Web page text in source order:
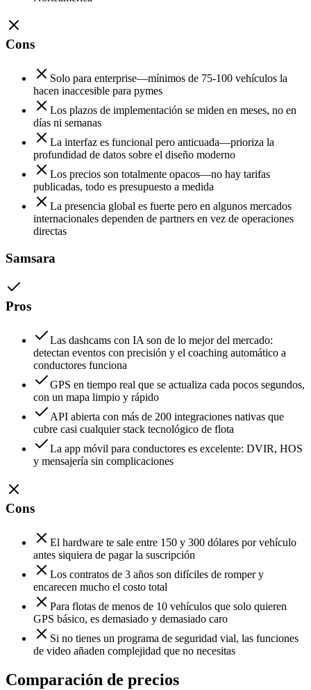
Cons
Solo para enterprise—mínimos de 75-100 vehículos la
hacen inaccesible para pymes
Los plazos de implementación se miden en meses, no en
días ni semanas
La interfaz es funcional pero anticuada—prioriza la
profundidad de datos sobre el diseño moderno
Los precios son totalmente opacos—no hay tarifas
publicadas, todo es presupuesto a medida
La presencia global es fuerte pero en algunos mercados
internacionales dependen de partners en vez de operaciones
directas
Samsara
Pros
Las dashcams con IA son de lo mejor del mercado:
detectan eventos con precisión y el coaching automático a
conductores funciona
GPS en tiempo real que se actualiza cada pocos segundos,
con un mapa limpio y rápido
API abierta con más de 200 integraciones nativas que
cubre casi cualquier stack tecnológico de flota
La app móvil para conductores es excelente: DVIR, HOS
y mensajería sin complicaciones
Cons
El hardware te sale entre 150 y 300 dólares por vehículo
antes siquiera de pagar la suscripción
Los contratos de 3 años son difíciles de romper y
encarecen mucho el costo total
Para flotas de menos de 10 vehículos que solo quieren
GPS básico, es demasiado y demasiado caro
Si no tienes un programa de seguridad vial, las funciones
de video añaden complejidad que no necesitas
Comparación de precios